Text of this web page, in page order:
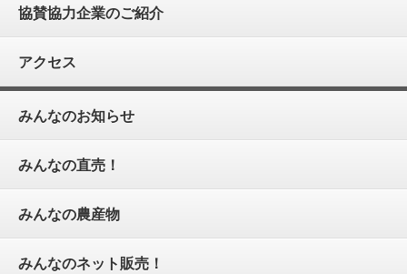
協賛協力企業のご紹介
アクセス
みんなのお知らせ
みんなの直売！
みんなの農産物
みんなのネット販売！